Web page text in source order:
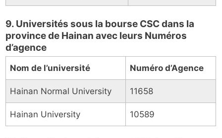
9. Universités sous la bourse CSC dans la
province de Hainan avec leurs Numéros
d’agence
Nom de l’université Numéro d’Agence
Hainan Normal University 11658
Hainan University 10589